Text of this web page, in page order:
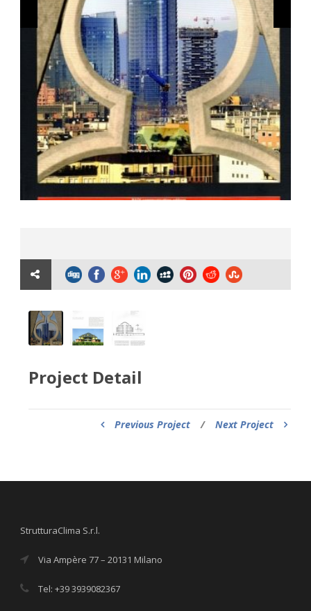
Project Detail
Previous Project / Next Project
StrutturaClima S.r.l.
Via Ampère 77 – 20131 Milano
Tel: +39 3939082367